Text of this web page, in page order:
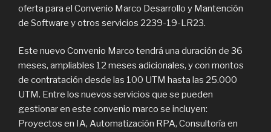
oferta para el Convenio Marco Desarrollo y Mantención
de Software y otros servicios 2239-19-LR23.
Este nuevo Convenio Marco tendrá una duración de 36
meses, ampliables 12 meses adicionales, y con montos
de contratación desde las 100 UTM hasta las 25.000
UTM. Entre los nuevos servicios que se pueden
gestionar en este convenio marco se incluyen:
Proyectos en IA, Automatización RPA, Consultoría en